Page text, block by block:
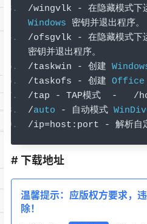
/wingvlk -
在隐藏模式下
Windows
密钥并退出程序。
/ofsgvlk - 在隐藏模式下
密钥并退出程序。
/taskwin - 创建
/taskofs - 创建 Office
/tap - TAP模式 - /
/auto - 自动模式
/ip=host : port - 解析自
# 下载地址
温馨提示：应版权方要求，
除！